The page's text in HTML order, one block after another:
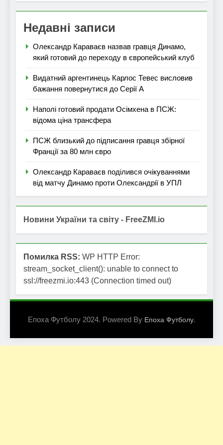
Недавні записи
Олександр Караваєв назвав гравця Динамо,
який готовий до переходу в європейський клуб
Видатний аргентинець Карлос Тевес висловив
бажання повернутися до Серії А
Наполі готовий продати Осімхена в ПСЖ:
відома ціна трансфера
ПСЖ близький до підписання гравця збірної
Франції за 80 млн євро
Олександр Караваєв поділився очікуваннями
від матчу Динамо проти Олександрії в УПЛ
Новини України та світу - FreeZMI.io
Помилка RSS: WP HTTP Error:
stream_socket_client(): unable to connect to
ssl://freezmi.io:443 (Connection timed out)
Епоха Футболу 2024. Powered By Епоха Футболу.